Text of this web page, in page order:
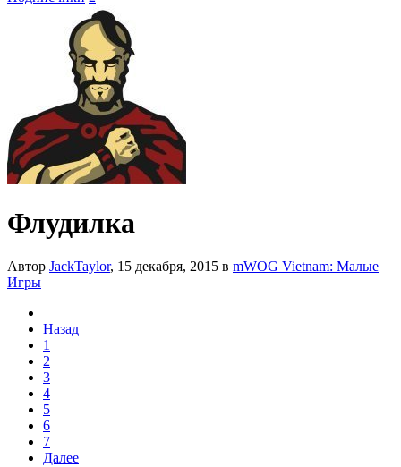
Флудилка
Автор JackTaylor, 15 декабря, 2015 в mWOG Vietnam: Малые
Игры
Назад
1
2
3
4
5
6
7
Далее